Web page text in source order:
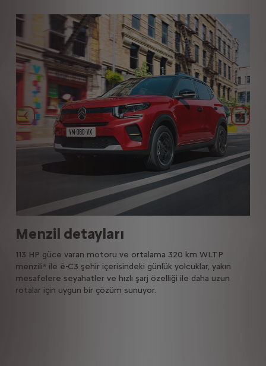
Bi̇r Önceki̇
Menzil detayları
113 HP güce varan motoru ve ortalama 320 km WLTP
menzili* ile ë-C3 şehir içerisindeki günlük yolcuklar, yakın
mesafelere seyahatler ve hızlı şarj özelliği ile daha uzun
rotalar için uygun bir çözüm sunuyor.​
Bi̇r